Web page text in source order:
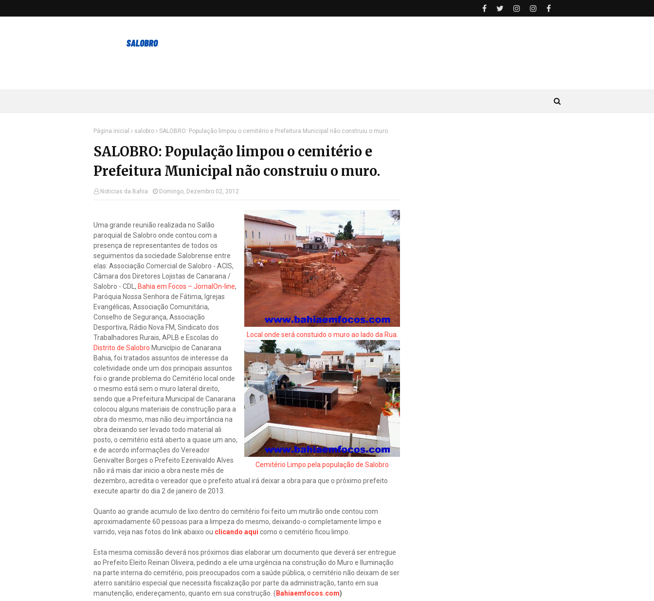
Página inicial salobro SALOBRO: População limpou o cemitério e Prefeitura Municipal não construiu o muro.
SALOBRO: População limpou o cemitério e
Prefeitura Municipal não construiu o muro.
Noticias da Bahia Domingo, Dezembro 02, 2012
Local onde será constuido o muro ao lado da Rua.
Cemitério Limpo pela população de Salobro
Uma grande reunião realizada no Salão
paroquial de Salobro onde contou com a
presença de representantes de todos os
seguimentos da sociedade Salobrense entre
elas: Associação Comercial de Salobro - ACIS,
Câmara dos Diretores Lojistas de Canarana /
Salobro - CDL, Bahia em Focos – JornalOn-line,
Paróquia Nossa Senhora de Fátima, Igrejas
Evangélicas, Associação Comunitária,
Conselho de Segurança, Associação
Desportiva, Rádio Nova FM, Sindicato dos
Trabalhadores Rurais, APLB e Escolas do
Distrito de Salobro Município de Canarana
Bahia, foi tratados assuntos de interesse da
coletividade onde um dos principais assuntos
foi o grande problema do Cemitério local onde
o mesmo está sem o muro lateral direito,
sendo que a Prefeitura Municipal de Canarana
colocou alguns materiais de construção para a
obra do mesmo, mas não deu importância na
obra deixando ser levado todo material ali
posto, o cemitério está aberto a quase um ano,
e de acordo informações do Vereador
Genivalter Borges o Prefeito Ezenivaldo Alves
não irá mais dar inicio a obra neste mês de
dezembro, acredita o vereador que o prefeito atual irá deixar a obra para que o próximo prefeito
execute apartir do dia 2 de janeiro de 2013.
Quanto ao grande acumulo de lixo dentro do cemitério foi feito um mutirão onde contou com
aproximadamente 60 pessoas para a limpeza do mesmo, deixando-o completamente limpo e
varrido, veja nas fotos do link abaixo ou clicando aqui como o cemitério ficou limpo.
Esta mesma comissão deverá nos próximos dias elaborar um documento que deverá ser entregue
ao Prefeito Eleito Reinan Oliveira, pedindo a ele uma urgência na construção do Muro e Iluminação
na parte interna do cemitério, pois preocupados com a saúde pública, o cemitério não deixam de ser
aterro sanitário especial que necessita fiscalização por parte da administração, tanto em sua
manutenção, endereçamento, quanto em sua construção. ( Bahiaemfocos.com)